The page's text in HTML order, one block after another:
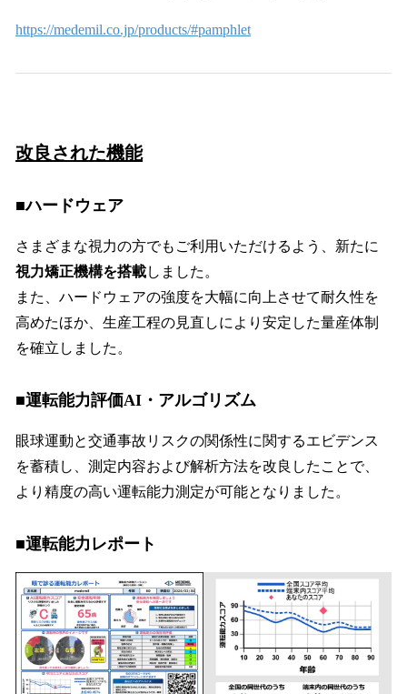
https://medemil.co.jp/products/#pamphlet
改良された機能
■ハードウェア
さまざまな視力の方でもご利用いただけるよう、新たに
視力矯正機構を搭載しました。
また、ハードウェアの強度を大幅に向上させて耐久性を
高めたほか、生産工程の見直しにより安定した量産体制
を確立しました。
■運転能力評価AI・アルゴリズム
眼球運動と交通事故リスクの関係性に関するエビデンス
を蓄積し、測定内容および解析方法を改良したことで、
より精度の高い運転能力測定が可能となりました。
■運転能力レポート